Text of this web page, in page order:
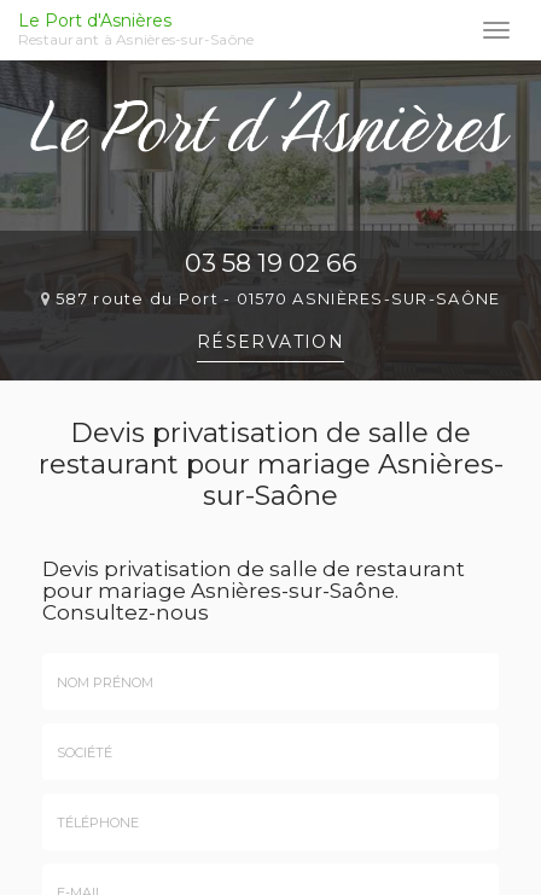
Aller
au
contenu
principal
Le Port d'Asnières
Restaurant à Asnières-sur-Saône
03 58 19 02 66
587 route du Port - 01570 ASNIÈRES-SUR-SAÔNE
RÉSERVATION
Devis privatisation de salle de
restaurant pour mariage Asnières-
sur-Saône
Devis privatisation de salle de restaurant
pour mariage Asnières-sur-Saône.
Consultez-nous